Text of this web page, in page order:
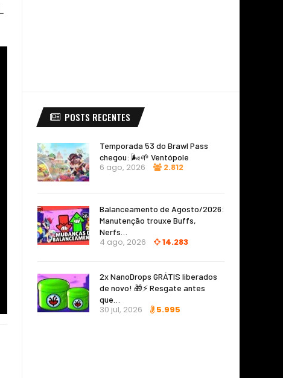
POSTS RECENTES
Temporada 53 do Brawl Pass
chegou: 🌬️🌱 Ventópole
6 ago, 2026 2.812
Balanceamento de Agosto/2026:
Manutenção trouxe Buffs,
Nerfs…
4 ago, 2026 14.283
2x NanoDrops GRÁTIS liberados
de novo! 🎁⚡ Resgate antes
que…
30 jul, 2026 5.995